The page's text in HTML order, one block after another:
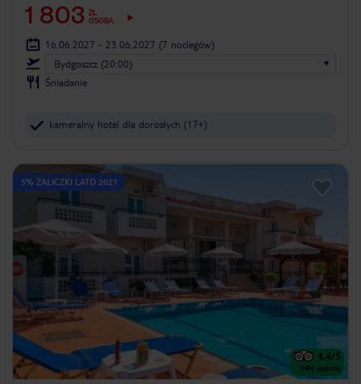
1 803 ZŁ
OSOBA
16.06.2027 - 23.06.2027 (7 noclegów)
Bydgoszcz (20:00)
Śniadanie
kameralny hotel dla dorosłych (17+)
5% ZALICZKI LATO 2027
4.4/5
394 opinie